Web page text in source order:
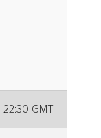
22:30 GMT